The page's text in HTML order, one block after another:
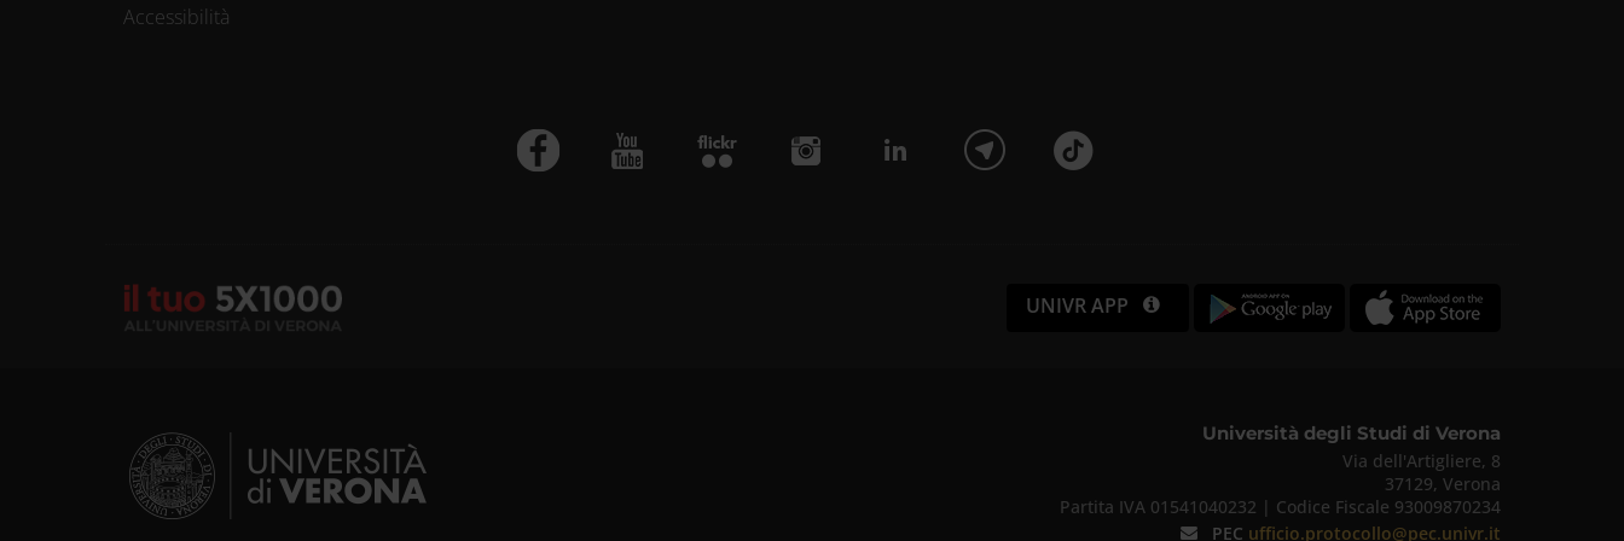
Accessibilità
UNIVR APP
Università degli Studi di Verona
Via dell'Artigliere, 8
37129, Verona
Partita IVA 01541040232 | Codice Fiscale 93009870234
PEC ufficio.protocollo@pec.univr.it